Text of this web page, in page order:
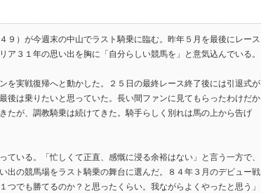
）が今週末の中山でラスト騎乗に臨む。昨年５月を最後にレース
３１年の思い出を胸に「自分らしい競馬を」と意気込んでいる。
実戦復帰へと動かした。２５日の最終レース終了後には引退式が
は乗りたいと思っていた。長い間ファンに見てもらったわけだか
たが、調教騎乗は続けてきた。騎手らしく別れは馬の上から告げ
いる。「忙しくて正直、感慨に浸る余裕はない」と言う一方で、
出の競馬場をラスト騎乗の舞台に選んだ。８４年３月のデビュー戦
でも勝てるのか？と思ったくらい。我ながらよくやったと思う」